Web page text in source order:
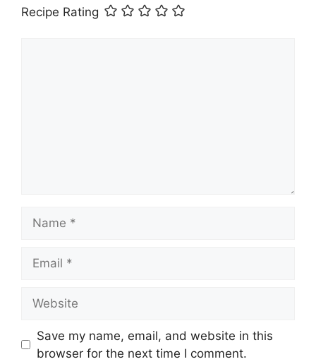
Recipe Rating
Save my name, email, and website in this
browser for the next time I comment.